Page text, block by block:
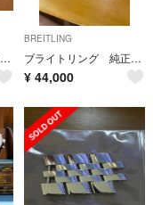
ブライトリング スーパーオーシャンヘリテージ46
BREITLING
ブライトリング 純正クロコベルト バックル付き
¥ 44,000